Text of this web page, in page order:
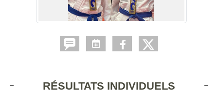
RÉSULTATS INDIVIDUELS